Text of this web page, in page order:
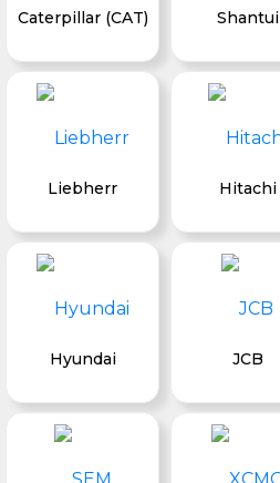
Caterpillar (CAT) Shantui
Liebherr Hitachi
Hyundai JCB